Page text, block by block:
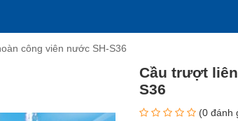
công viên nước SH-S36
Cầu trượt
S36
(0 đánh